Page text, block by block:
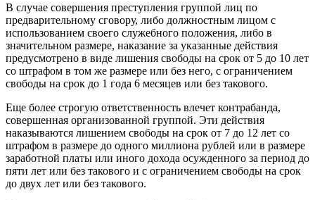
В случае совершения преступления группой лиц по
предварительному сговору, либо должностным лицом с
использованием своего служебного положения, либо в
значительном размере, наказание за указанные действия
предусмотрено в виде лишения свободы на срок от 5 до 10 лет
со штрафом в том же размере или без него, с ограничением
свободы на срок до 1 года 6 месяцев или без такового.
Еще более строгую ответственность влечет контрабанда,
совершенная организованной группой. Эти действия
наказываются лишением свободы на срок от 7 до 12 лет со
штрафом в размере до одного миллиона рублей или в размере
заработной платы или иного дохода осужденного за период до
пяти лет или без такового и с ограничением свободы на срок
до двух лет или без такового.